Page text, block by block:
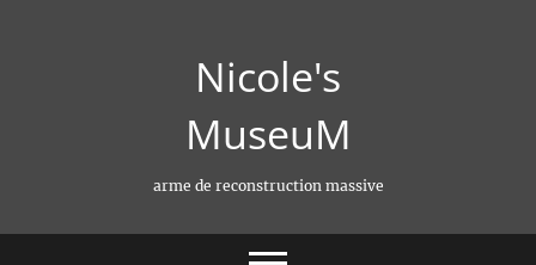
Nicole's
MuseuM
arme de reconstruction massive